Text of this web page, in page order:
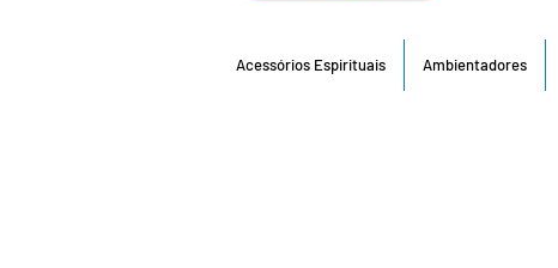
Acessórios Espirituais Ambientadores